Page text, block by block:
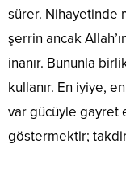
sürer. Nihayetinde
şerrin ancak
inanır. Bununla
kullanır. En iyiye,
var gücüyle gayret
göstermektir;